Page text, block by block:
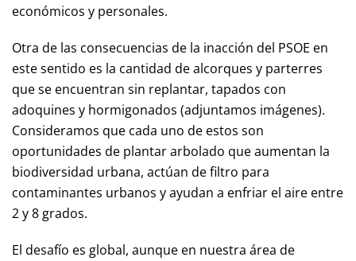
económicos y personales.
Otra de las consecuencias de la inacción del PSOE en
este sentido es la cantidad de alcorques y parterres
que se encuentran sin replantar, tapados con
adoquines y hormigonados (adjuntamos imágenes).
Consideramos que cada uno de estos son
oportunidades de plantar arbolado que aumentan la
biodiversidad urbana, actúan de filtro para
contaminantes urbanos y ayudan a enfriar el aire entre
2 y 8 grados.
El desafío es global, aunque en nuestra área de